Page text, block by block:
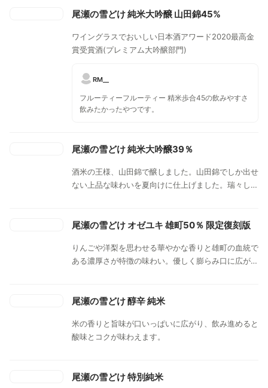
尾瀬の雪どけ 純米大吟醸 山田錦45%
ワイングラスでおいしい日本酒アワード2020最高金
賞受賞酒(プレミアム大吟醸部門)
RM__
フルーティーフルーティー 精米歩合45の飲みやすさ
飲みたかったやつです。
尾瀬の雪どけ 純米大吟醸39％
酒米の王様、山田錦で醸しました。山田錦でしか出せ
ない上品な味わいを夏向けに仕上げました。瑞々しい
かな酸。クリアで繊細な味わいとなっております。
尾瀬の雪どけ オゼユキ 雄町50％ 限定復刻版
りんごや洋梨を思わせる華やかな香りと雄町の血統で
ある濃厚さが特徴の味わい。優しく膨らみ口に広がっ
尾瀬の雪どけ 醇辛 純米
米の香りと旨味が口いっぱいに広がり、飲み進めると
酸味とコクが味わえます。
尾瀬の雪どけ 特別純米